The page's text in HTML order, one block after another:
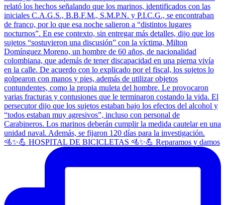
🚵✨💪 HOSPITAL DE BICICLETAS 🚵✨💪 Reparamos y damos